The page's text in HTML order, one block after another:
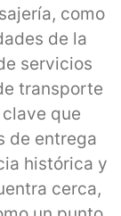
como
de la
servicios
transporte
que
de entrega
histórica y
cerca,